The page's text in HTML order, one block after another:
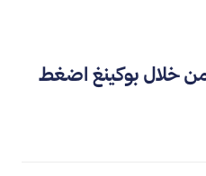
خلال بوكينغ اضغط